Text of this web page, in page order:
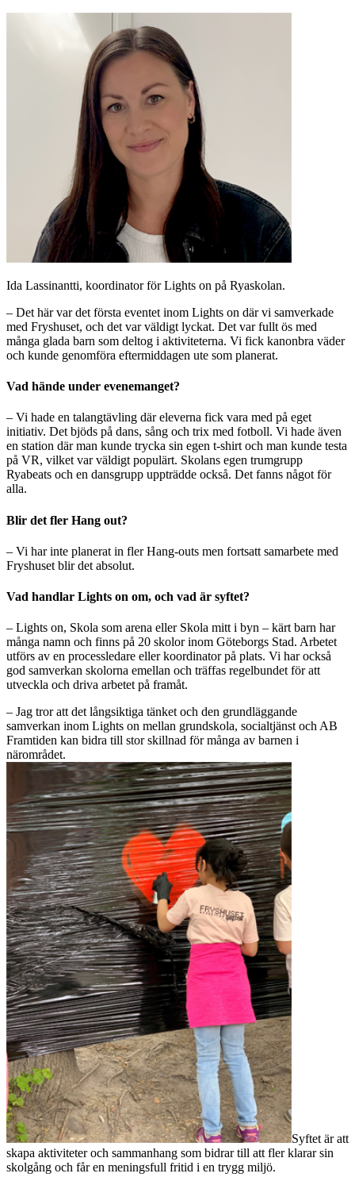
Ida Lassinantti, koordinator för Lights on på Ryaskolan.
– Det här var det första eventet inom Lights on där vi samverkade
med Fryshuset, och det var väldigt lyckat. Det var fullt ös med
många glada barn som deltog i aktiviteterna. Vi fick kanonbra väder
och kunde genomföra eftermiddagen ute som planerat.
Vad hände under evenemanget?
– Vi hade en talangtävling där eleverna fick vara med på eget
initiativ. Det bjöds på dans, sång och trix med fotboll. Vi hade även
en station där man kunde trycka sin egen t-shirt och man kunde testa
på VR, vilket var väldigt populärt. Skolans egen trumgrupp
Ryabeats och en dansgrupp uppträdde också. Det fanns något för
alla.
Blir det fler Hang out?
– Vi har inte planerat in fler Hang-outs men fortsatt samarbete med
Fryshuset blir det absolut.
Vad handlar Lights on om, och vad är syftet?
– Lights on, Skola som arena eller Skola mitt i byn – kärt barn har
många namn och finns på 20 skolor inom Göteborgs Stad. Arbetet
utförs av en processledare eller koordinator på plats. Vi har också
god samverkan skolorna emellan och träffas regelbundet för att
utveckla och driva arbetet på framåt.
– Jag tror att det långsiktiga tänket och den grundläggande
samverkan inom Lights on mellan grundskola, socialtjänst och AB
Framtiden kan bidra till stor skillnad för många av barnen i
närområdet.
Syftet är att
skapa aktiviteter och sammanhang som bidrar till att fler klarar sin
skolgång och får en meningsfull fritid i en trygg miljö.